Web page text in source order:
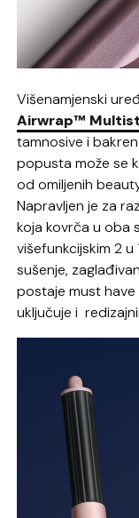
Višenamjenski
Airwrap™
tamnosive i
popusta može se
od omiljenih
Napravljen je za
koja kovrča u oba
višefunkcijskim 2
sušenje,
postaje must have
uključuje i